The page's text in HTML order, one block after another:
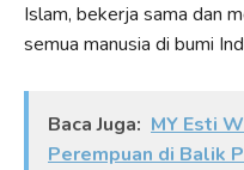
Islam, bekerja sama dan
semua manusia di bumi
Baca Juga: MY Esti
Perempuan di Balik